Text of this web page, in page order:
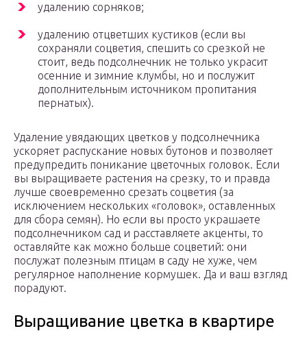
удалению сорняков;
удалению отцветших кустиков (если вы
сохраняли соцветия, спешить со срезкой не
стоит, ведь подсолнечник не только украсит
осенние и зимние клумбы, но и послужит
дополнительным источником пропитания
пернатых).
Удаление увядающих цветков у подсолнечника
ускоряет распускание новых бутонов и позволяет
предупредить поникание цветочных головок. Если
вы выращиваете растения на срезку, то и правда
лучше своевременно срезать соцветия (за
исключением нескольких «головок», оставленных
для сбора семян). Но если вы просто украшаете
подсолнечником сад и расставляете акценты, то
оставляйте как можно больше соцветий: они
послужат полезным птицам в саду не хуже, чем
регулярное наполнение кормушек. Да и ваш взгляд
порадуют.
Выращивание цветка в квартире